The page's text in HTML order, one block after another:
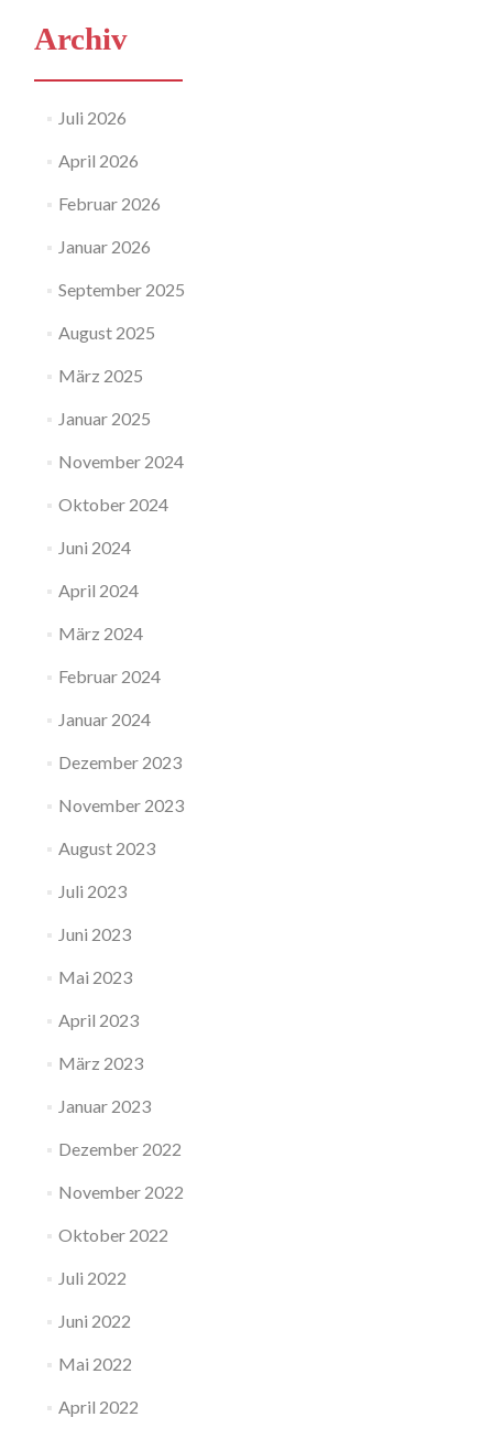
Archiv
Juli 2026
April 2026
Februar 2026
Januar 2026
September 2025
August 2025
März 2025
Januar 2025
November 2024
Oktober 2024
Juni 2024
April 2024
März 2024
Februar 2024
Januar 2024
Dezember 2023
November 2023
August 2023
Juli 2023
Juni 2023
Mai 2023
April 2023
März 2023
Januar 2023
Dezember 2022
November 2022
Oktober 2022
Juli 2022
Juni 2022
Mai 2022
April 2022